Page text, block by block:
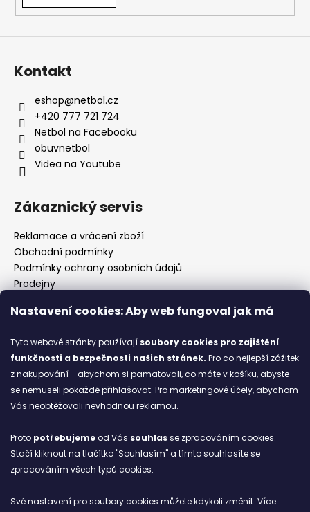
Nastavení cookies: Aby web fungoval jak má
Tyto webové stránky používají soubory cookies pro zajištění
funkčnosti a bezpečnosti našich stránek. Pro co nejlepší zážitek
z nakupování - abychom si pamatovali, co máte v košíku, abyste
se nemuseli pokaždé přihlašovat. Pro marketingové účely, abychom
Vás neobtěžovali nevhodnou reklamou.
Proto potřebujemeod Vás souhlasse zpracováním cookies.
Stačí kliknout na tlačítko "Souhlasím" a tímto souhlasíte se
zpracováním všech typů cookies.
Své nastavení pro soubory cookies můžete kdykoli změnit. Více
Kontakt
eshop@netbol.cz
+420 777 721 724
Netbol na Facebooku
obuvnetbol
Videa na Youtube
Zákaznický servis
Reklamace a vrácení zboží
Obchodní podmínky
Podmínky ochrany osobních údajů
Prodejny
Značky
Blog
Ze starých bot staronové
ARCHIV
Facebook